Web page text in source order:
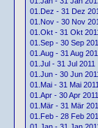
01.Dez - 31 Dez
01.Nov - 30 Nov
01.Okt - 31 Okt
01.Sep - 30 Sep
01.Aug - 31 Aug
01.Jul - 31 Jul 2011
01.Jun - 30 Jun
01.Mai - 31 Mai 2011
01.Apr - 30 Apr 2011
01.Mär - 31 Mär
01.Feb - 28 Feb